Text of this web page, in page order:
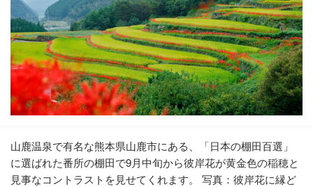
山鹿温泉で有名な熊本県山鹿市にある、「日本の棚田百選」
に選ばれた番所の棚田で9月中旬から彼岸花が黄金色の稲穂と
見事なコントラストを見せてくれます。 写真：彼岸花に縁ど